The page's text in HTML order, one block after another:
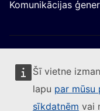
Šī vietne
lapu par
sīkdatnēm vai
Komunikācijas
Sekojiet Eiropas